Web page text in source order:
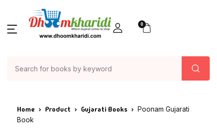
0
Home Product Gujarati Books
Poonam Gujarati
Book